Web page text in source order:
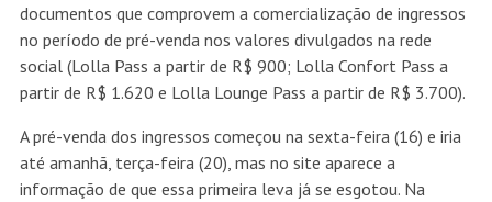
documentos que comprovem a comercialização de ingressos
no período de pré-venda nos valores divulgados na rede
social (Lolla Pass a partir de R$ 900; Lolla Confort Pass a
partir de R$ 1.620 e Lolla Lounge Pass a partir de R$ 3.700).
A pré-venda dos ingressos começou na sexta-feira (16) e iria
até amanhã, terça-feira (20), mas no site aparece a
informação de que essa primeira leva já se esgotou. Na